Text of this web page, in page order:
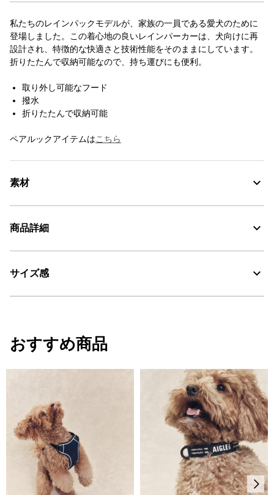
私たちのレインパックモデルが、家族の一員である愛犬のために
登場しました。この着心地の良いレインパーカーは、犬向けに再
設計され、特徴的な快適さと技術性能をそのままにしています。
折りたたんで収納可能なので、持ち運びにも便利。
取り外し可能なフード
撥水
折りたたんで収納可能
ペアルックアイテムはこちら
素材
商品詳細
・色：ノワール（ブラック） (006)
サイズ感
M：ビーグル・フレンチブルドッグ・コーギー
L：ボーダーコリー
XL：ラブラドールレトリバー
おすすめ商品